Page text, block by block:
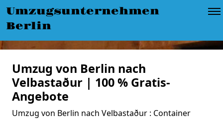
Umzugsunternehmen
Berlin
Umzug von Berlin nach
Velbastaður | 100 % Gratis-
Angebote
Umzug von Berlin nach Velbastaður : Container